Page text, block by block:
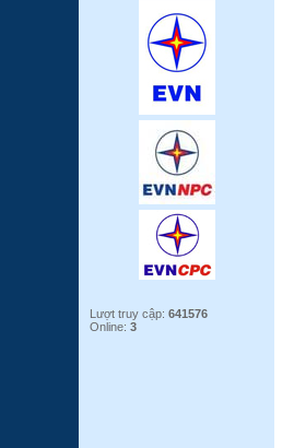
Lượt truy cập: 641576
Online: 3